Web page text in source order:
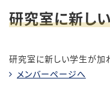
研究室に新し
研究室に新しい学生が加
メンバーページへ